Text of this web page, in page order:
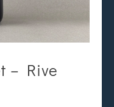
– Rive